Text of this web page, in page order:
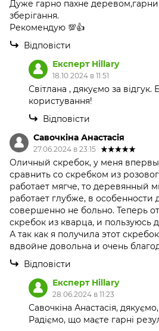
Дуже гарно пахне
зберігання.
Рекомендую 💯👍
Відповісти
Експерт Hillary
18.10.2024 в 11:51
Світлана , дякуємо за
користування!
Відповісти
Савочкіна Анастасія
27.06.2024 в 23:15
Оличный скребок, у меня
сравнить со скребком из
работает мягче, то деревянный
работает глубже, в особенности
совершенно не больно. Теперь
скребок из кварца, и пользуюсь
А так как я получила этот
вдвойне довольна и очень
Відповісти
Експерт Hillary
28.06.2024 в 11:23
Савочкіна Анастасія,
Радіємо, що маєте гарні